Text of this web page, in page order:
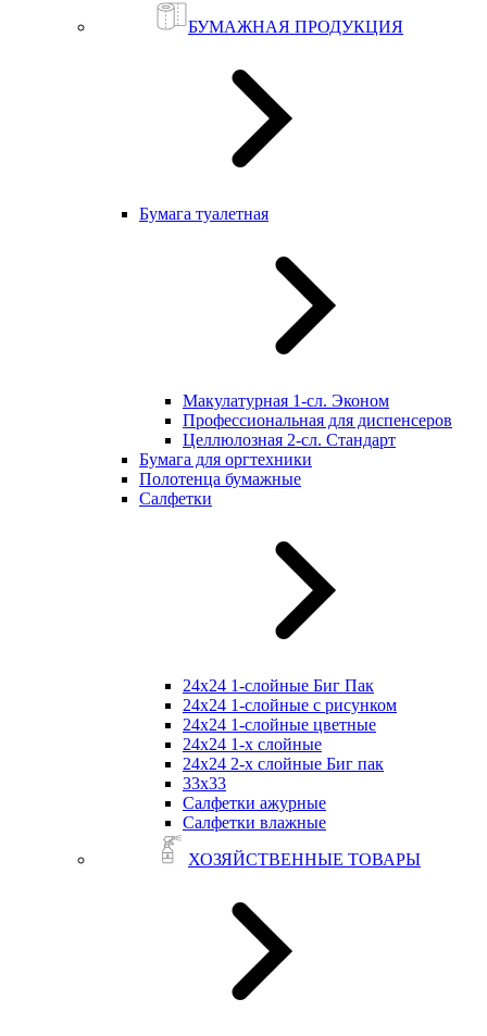
БУМАЖНАЯ ПРОДУКЦИЯ
Бумага туалетная
Макулатурная 1-сл. Эконом
Профессиональная для диспенсеров
Целлюлозная 2-сл. Стандарт
Бумага для оргтехники
Полотенца бумажные
Салфетки
24х24 1-слойные Биг Пак
24х24 1-слойные с рисунком
24х24 1-слойные цветные
24х24 1-х слойные
24х24 2-х слойные Биг пак
33х33
Салфетки ажурные
Салфетки влажные
ХОЗЯЙСТВЕННЫЕ ТОВАРЫ